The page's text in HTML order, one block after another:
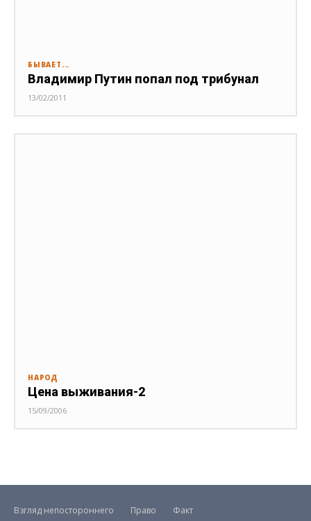
БЫВАЕТ...
Владимир Путин попал под трибунал
13/02/2011
НАРОД
Цена выживания-2
15/09/2006
Взгляд непостороннего Право Факт